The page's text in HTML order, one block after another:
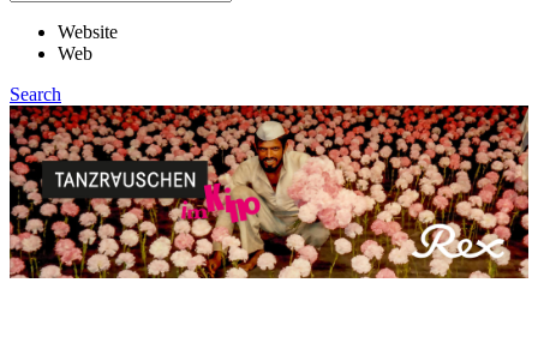
Website
Web
Search